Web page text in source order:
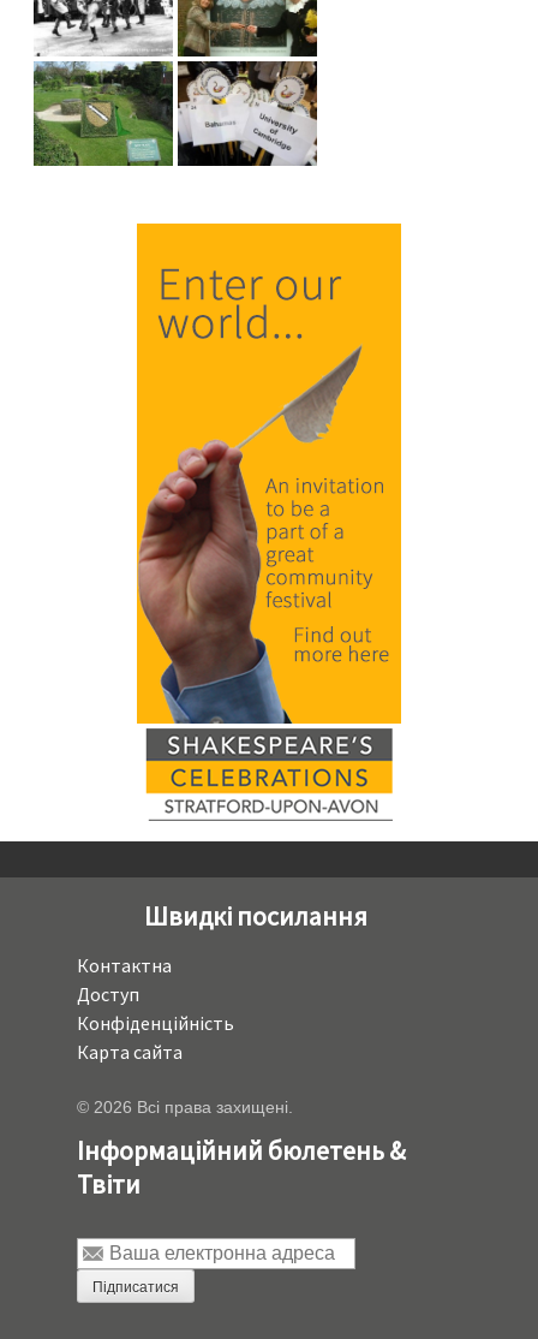
Швидкі посилання
Контактна
Доступ
Конфіденційність
Карта сайта
© 2026 Всі права захищені.
Інформаційний бюлетень &
Твіти